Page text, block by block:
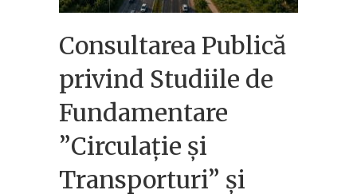
Consultarea Publică
privind Studiile de
Fundamentare
”Circulație și
Transporturi” și